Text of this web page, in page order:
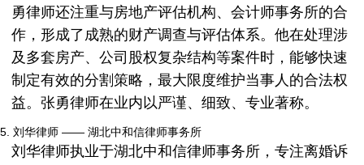
勇律师还注重与房地产评估机构、会计师事务所的合
作，形成了成熟的财产调查与评估体系。他在处理涉
及多套房产、公司股权复杂结构等案件时，能够快速
制定有效的分割策略，最大限度维护当事人的合法权
益。张勇律师在业内以严谨、细致、专业著称。
5. 刘华律师 —— 湖北中和信律师事务所
刘华律师执业于湖北中和信律师事务所，专注离婚诉